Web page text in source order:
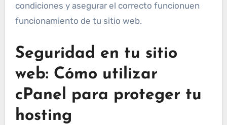
condiciones y asegurar el correcto funcionuen
funcionamiento de tu sitio web.
Seguridad en tu sitio
web: Cómo utilizar
cPanel para proteger tu
hosting